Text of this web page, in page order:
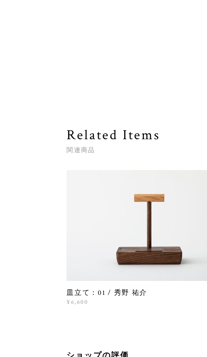
Related Items
関連商品
皿立て：01 / 秀野 祐介
¥6,600